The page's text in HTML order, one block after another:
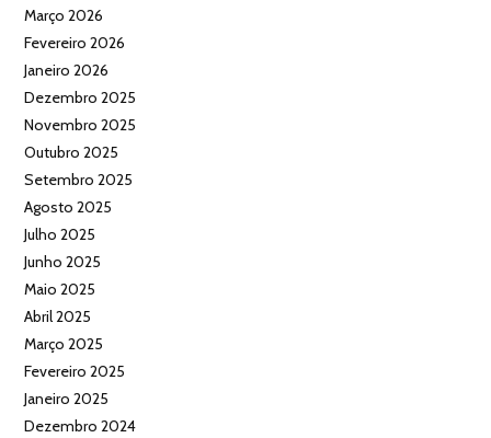
Março 2026
Fevereiro 2026
Janeiro 2026
Dezembro 2025
Novembro 2025
Outubro 2025
Setembro 2025
Agosto 2025
Julho 2025
Junho 2025
Maio 2025
Abril 2025
Março 2025
Fevereiro 2025
Janeiro 2025
Dezembro 2024